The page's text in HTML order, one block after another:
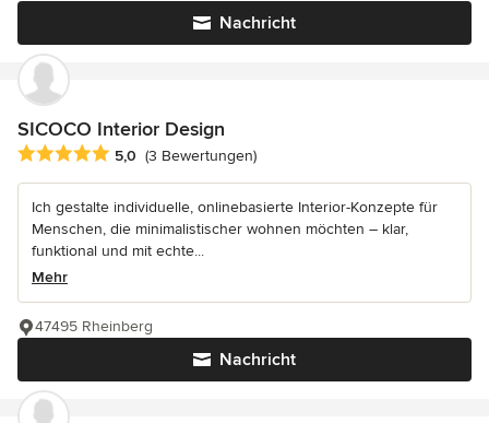
Nachricht
SICOCO Interior Design
Durchschnittliche Bewertung: 5 von 5 Sternen
5,0 (3 Bewertungen)
Ich gestalte individuelle, onlinebasierte Interior-Konzepte für
Menschen, die minimalistischer wohnen möchten – klar,
funktional und mit echte...
Mehr
Nachricht
47495 Rheinberg